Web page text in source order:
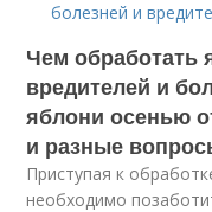
болезней и
Чем обработать
вредителей и
яблони осенью
и разные
Приступая к
необходимо